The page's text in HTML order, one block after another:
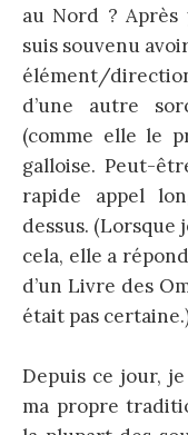
au Nord ? Après
suis souvenu
élément/
d’une autre
(comme elle le
galloise. Peut-
rapide appel
dessus. (Lorsque
cela, elle a
d’un Livre des
était pas
Depuis ce jour,
ma propre